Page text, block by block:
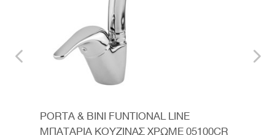
PORTA & BINI FUNTIONAL LINE
ΜΠΑΤΑΡΙΑ ΚΟΥΖΙΝΑΣ ΧΡΩΜΕ 05100CR